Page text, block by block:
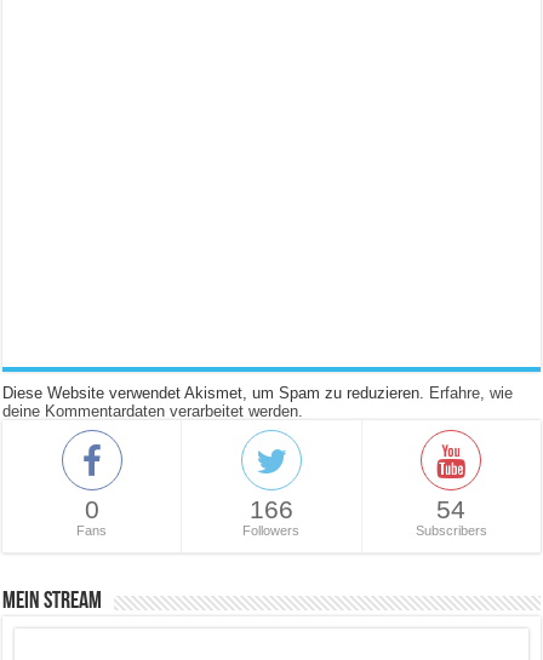
Diese Website verwendet Akismet, um Spam zu reduzieren. Erfahre, wie
deine Kommentardaten verarbeitet werden.
0
Fans
166
Followers
54
Subscribers
Mein Stream